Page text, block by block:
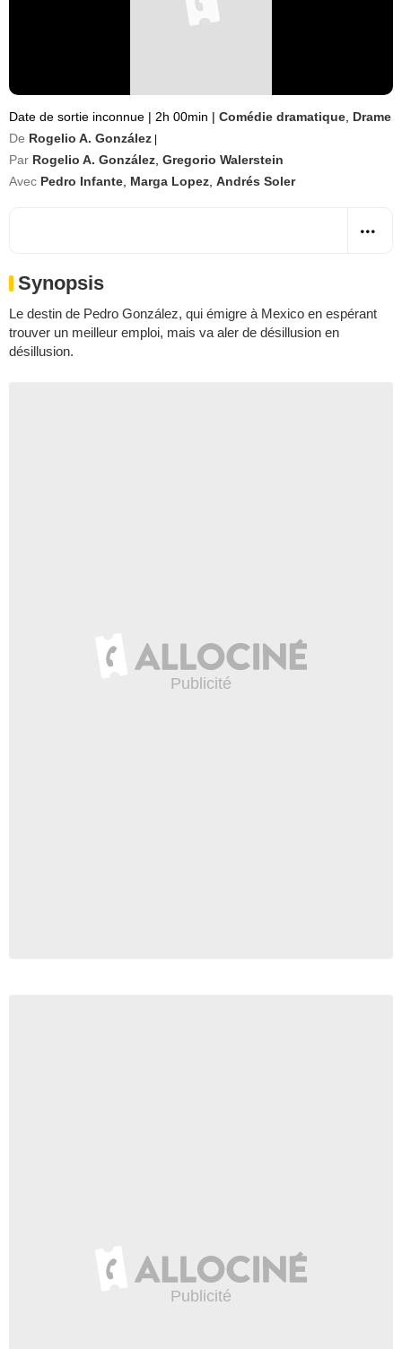
Date de sortie inconnue | 2h 00min | Comédie dramatique Drame
De Rogelio A. González
Par Rogelio A. González Gregorio Walerstein
Avec Pedro Infante Marga Lopez Andrés Soler
Synopsis
Le destin de Pedro González, qui émigre à Mexico en espérant
trouver un meilleur emploi, mais va aler de désillusion en
désillusion.